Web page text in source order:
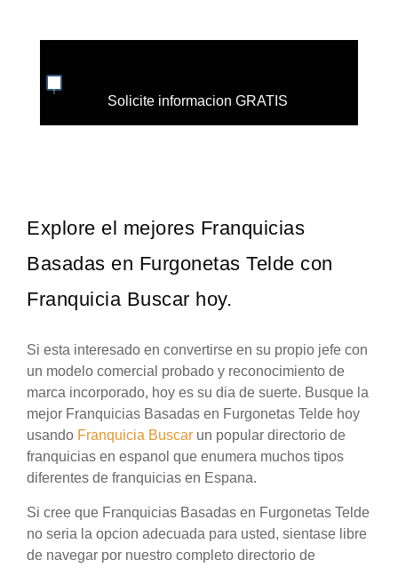
Solicite informacion GRATIS
Explore el mejores Franquicias
Basadas en Furgonetas Telde con
Franquicia Buscar hoy.
Si esta interesado en convertirse en su propio jefe con
un modelo comercial probado y reconocimiento de
marca incorporado, hoy es su dia de suerte. Busque la
mejor Franquicias Basadas en Furgonetas Telde hoy
usando Franquicia Buscar un popular directorio de
franquicias en espanol que enumera muchos tipos
diferentes de franquicias en Espana.
Si cree que Franquicias Basadas en Furgonetas Telde
no seria la opcion adecuada para usted, sientase libre
de navegar por nuestro completo directorio de